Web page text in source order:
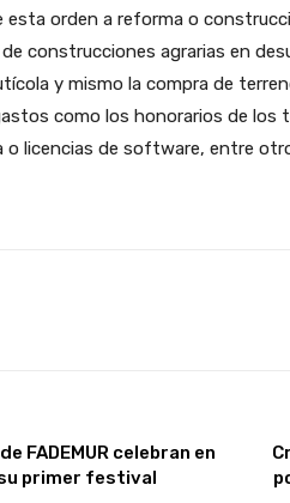
esta orden a reforma o
construcciones agrarias en
y mismo la compra de
como los honorarios de los
licencias de software, entre
FADEMUR celebran en
primer festival